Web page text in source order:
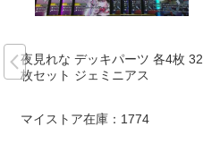
夜見れな デッキパーツ 各4枚 32
枚セット ジェミニアス
マイストア在庫： 1774